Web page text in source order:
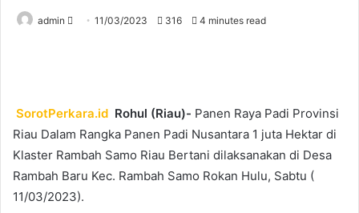
admin
Send11/03/2023 316 4 minutes read
SorotPerkara.id Rohul (Riau)- Panen Raya Padi Provinsi
Riau Dalam Rangka Panen Padi Nusantara 1 juta Hektar di
Klaster Rambah Samo Riau Bertani dilaksanakan di Desa
Rambah Baru Kec. Rambah Samo Rokan Hulu, Sabtu (
11/03/2023).